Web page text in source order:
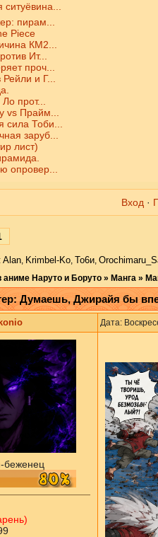
пирам...
Piece
КМ2...
Ит...
проч...
и Г...
прот...
vs Прайм...
Тоби...
заруб...
лист)
опровер...
Вход ·
Аlаn, Krimbel-Ko, То6и,
Наруто и Боруто » Манга »
Думаешь, Джирайя бы
Дата:
беженец